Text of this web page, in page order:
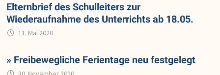
Elternbrief des Schulleiters zur
Wiederaufnahme des Unterrichts ab 18.05.
11. Mai 2020
» Freibewegliche Ferientage neu festgelegt